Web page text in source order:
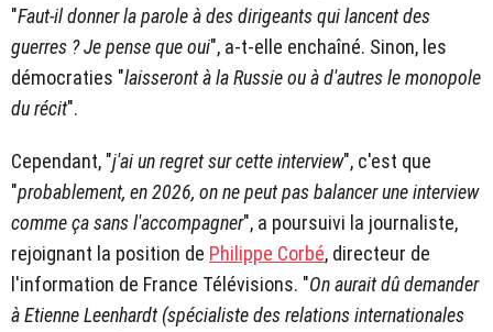
"Faut-il donner la parole à des dirigeants qui lancent des
guerres ? Je pense que oui", a-t-elle enchaîné. Sinon, les
démocraties "laisseront à la Russie ou à d'autres le monopole
du récit".
Cependant, "j'ai un regret sur cette interview", c'est que
"probablement, en 2026, on ne peut pas balancer une interview
comme ça sans l'accompagner", a poursuivi la journaliste,
rejoignant la position de Philippe Corbé, directeur de
l'information de France Télévisions. "On aurait dû demander
à Etienne Leenhardt (spécialiste des relations internationales